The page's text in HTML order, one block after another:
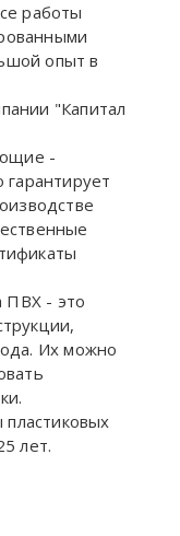
работы
опыт в
"Капитал
-
гарантирует
ПВХ - это
Их можно
лет.